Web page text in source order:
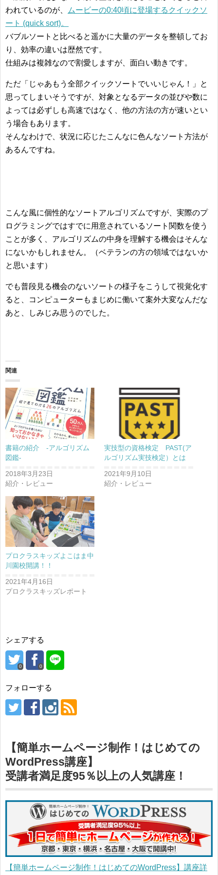
われているのが、
ムービーの0:40頃に登場するクイックソ
ート (quick sort)。
バブルソートと比べると遥かに大量のデータを整頓してお
り、効率の違いは歴然です。
仕組みは複雑なので割愛しますが、面白い動きです。
ただ「じゃあもう全部クイックソートでいいじゃん！」と
思ってしまいそうですが、対象となるデータの並びや数に
よっては必ずしも高速ではなく、他の方法の方が速いとい
う場合もあります。
そんなわけで、状況に応じたこんなに色んなソート方法が
あるんですね。
こんな風に個性的なソートアルゴリズムですが、実際のプ
ログラミングではすでに用意されているソート関数を使う
ことが多く、アルゴリズムの中身を理解する機会はそんな
にないかもしれません。（ベテランの方の領域ではないか
と思います）
でも普段見る機会のないソートの様子をこうして視覚化す
ると、コンピューターもまじめに働いて案外大変なんだな
あと、しみじみ思うのでした。
関連
書籍の紹介 -アルゴリズム
図鑑-
2018年3月23日
紹介・レビュー
実技型の資格検定 PAST(ア
ルゴリズム実技検定）とは
2021年9月10日
紹介・レビュー
プロクラスキッズよこはま中
川園校開講！！
2021年4月16日
プロクラスキッズレポート
シェアする
0 0
フォローする
【簡単ホームページ制作！はじめての
WordPress講座】
受講者満足度95％以上の人気講座！
【簡単ホームページ制作！はじめてのWordPress】講座詳